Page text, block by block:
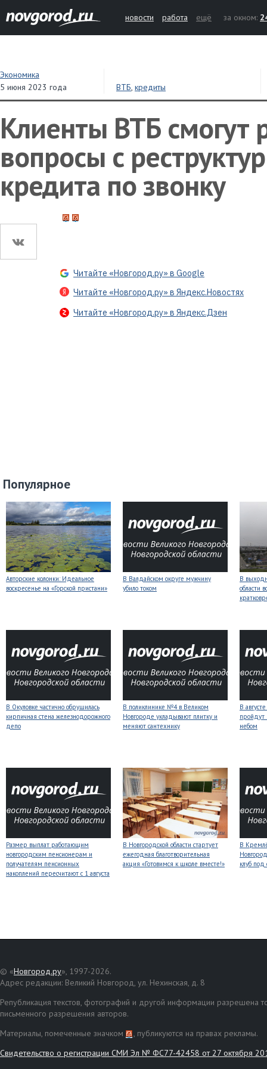
новости работа ещё за окном:
Экономика
5 июня 2023 года
ВТБ, кредиты
Клиенты ВТБ смогут
вопросы с
кредита по звонку
Читайте «Новгород.ру» в Google
Читайте «Новгород.ру» в Яндекс.Новостях
Читайте «Новгород.ру» в Яндекс.Дзен
Популярное
Авторские колонки: Идеальное
воскресенье на «Горской пристани»
В Валдайском округе мужчину
убило током
В
области
В Окуловке частично обрушилась
кирпичная стена железнодорожного
депо
В поликлинике №4 в Великом
Новгороде укладывают плитку и
меняют сантехнику
В
небом
Размер выплат работающим
новгородским пенсионерам и
получателям пенсионных
накоплений пересчитают с 1 августа
В Новгородской области стартует
ежегодная благотворительная
акция «Готовимся к школе вместе!»
В
клуб
© «Новгород.ру», 1997-2026.
Адрес редакции: Великий Новгород, ул. Нехинская, д. 8
Републикация текстов, фотографий и другой информации разрешена
письменного разрешения авторов.
Материалы, помеченные значком
, публикуются на правах рекламы.
Свидетельство о регистрации СМИ Эл № ФС77-42458 от 27 октября